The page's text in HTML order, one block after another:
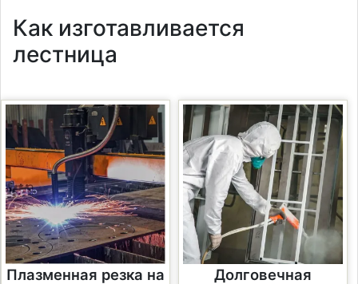
Как изготавливается
лестница
Плазменная резка на
Долговечная